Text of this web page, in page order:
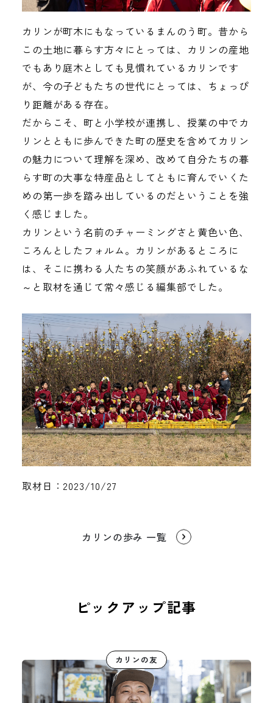
カリンが町木にもなっているまんのう町。昔から
この土地に暮らす方々にとっては、カリンの産地
でもあり庭木としても見慣れているカリンです
が、今の子どもたちの世代にとっては、ちょっぴ
り距離がある存在。
だからこそ、町と小学校が連携し、授業の中でカ
リンとともに歩んできた町の歴史を含めてカリン
の魅力について理解を深め、改めて自分たちの暮
らす町の大事な特産品としてともに育んでいくた
めの第一歩を踏み出しているのだということを強
く感じました。
カリンという名前のチャーミングさと黄色い色、
ころんとしたフォルム。カリンがあるところに
は、そこに携わる人たちの笑顔があふれているな
～と取材を通じて常々感じる編集部でした。
取材日：2023/10/27
カリンの歩み 一覧
ピックアップ記事
カリンの友